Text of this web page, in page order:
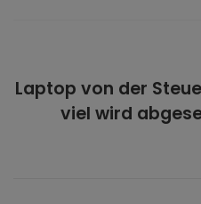
Laptop von der
viel wird